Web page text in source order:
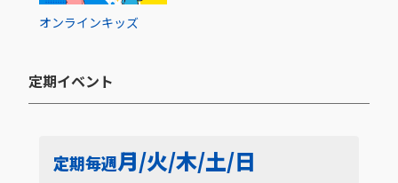
オンラインキッズ
定期イベント​
定期毎週月/火/木/土/日